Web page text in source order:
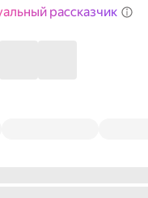
рассказчик